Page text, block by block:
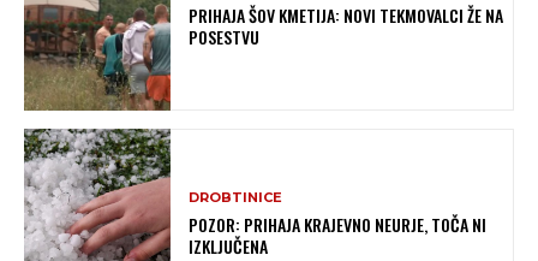
PRIHAJA ŠOV KMETIJA: NOVI TEKMOVALCI ŽE NA
POSESTVU
DROBTINICE
POZOR: PRIHAJA KRAJEVNO NEURJE, TOČA NI
IZKLJUČENA